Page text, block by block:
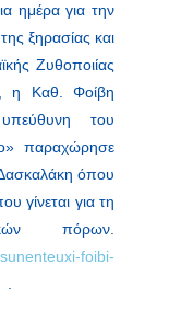
ημέρα για την
ξηρασίας και
Ζυθοποιίας
η Καθ. Φοίβη
του
παραχώρησε
όπου
γίνεται για τη
πόρων.
foibi-